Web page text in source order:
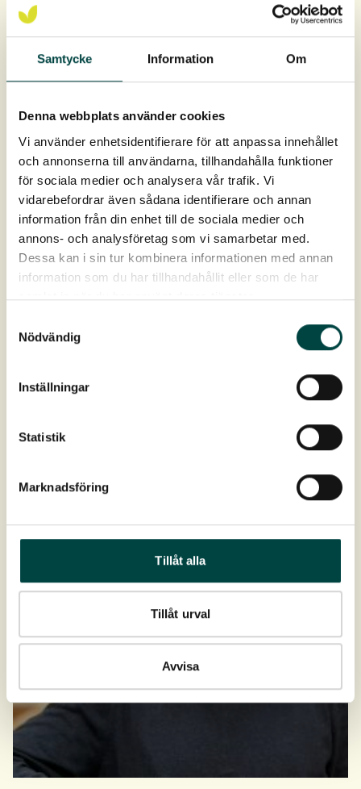
Samtycke Information Om
Denna webbplats använder cookies
Vi använder enhetsidentifierare för att anpassa innehållet
och annonserna till användarna, tillhandahålla funktioner
för sociala medier och analysera vår trafik. Vi
vidarebefordrar även sådana identifierare och annan
information från din enhet till de sociala medier och
annons- och analysföretag som vi samarbetar med.
Dessa kan i sin tur kombinera informationen med annan
information som du har tillhandahållit eller som de har
samlat in när du har använt deras tjänster.
Nödvändig
Inställningar
Statistik
Marknadsföring
Tillåt alla
Tillåt urval
Avvisa
Søren Kjær Jepsen
+45 6085 5955
skj@vegtech.dk